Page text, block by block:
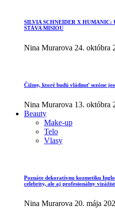
SILVIA SCHNEIDER X HUMANIC:
STÁVA MISIOU
Nina Murarova 24. októbra
Čižmy, ktoré budú vládnuť sezóne
Nina Murarova 13. októbra
Beauty
Make-up
Telo
Vlasy
Poznáte dekoratívnu kozmetiku
celebrity, ale aj profesionálny
Nina Murarova 20. mája